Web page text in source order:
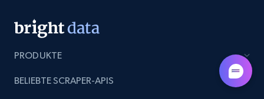
TikTok - Posts
URL, Post id, Description, Create time, Digg
PRODUKTE
BELIEBTE SCRAPER-APIS